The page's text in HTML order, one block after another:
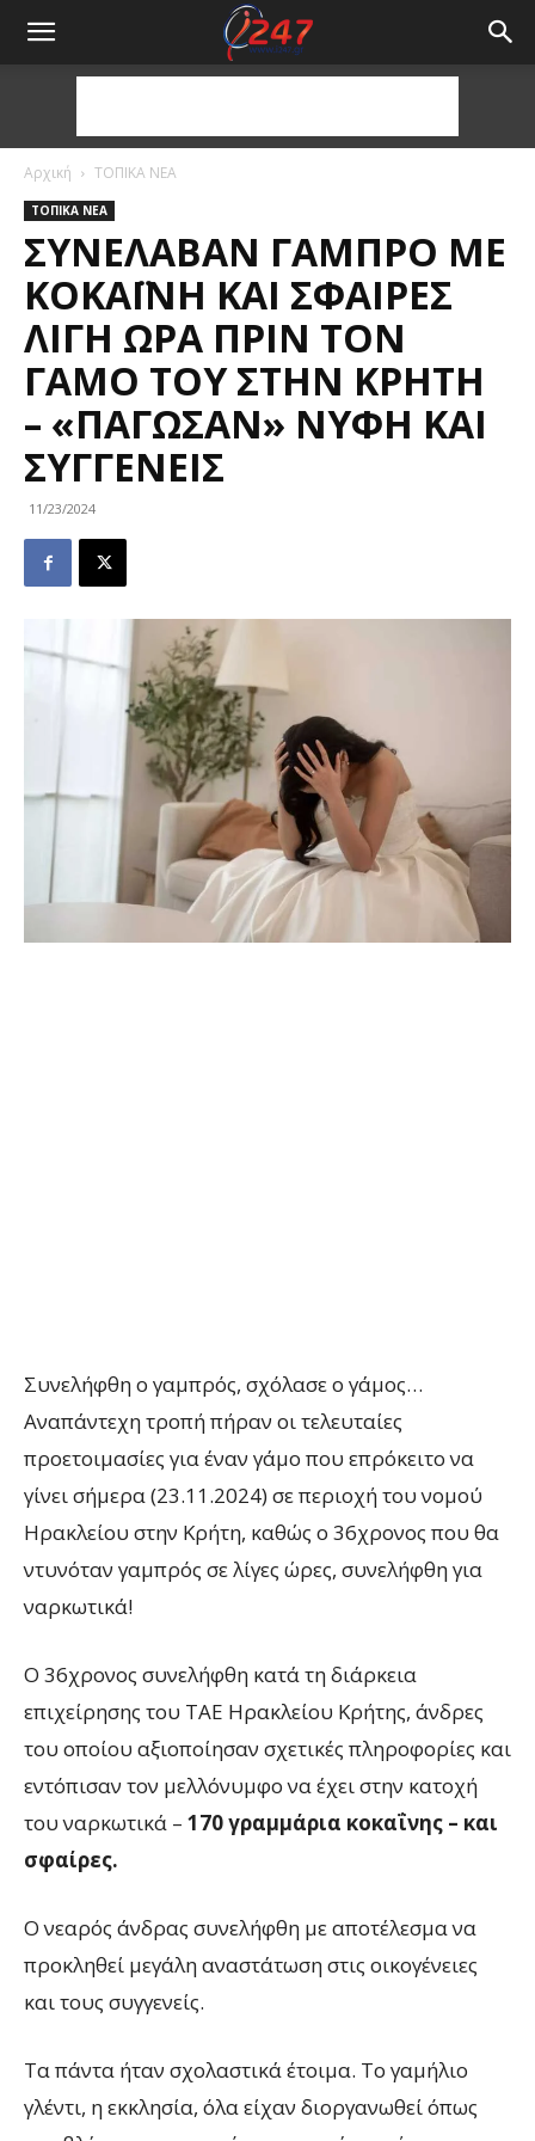
Αρχική ΤΟΠΙΚΑ ΝΕΑ
ΤΟΠΙΚΑ ΝΕΑ
ΣΥΝΈΛΑΒΑΝ ΓΑΜΠΡΌ ΜΕ
ΚΟΚΑΪ́ΝΗ ΚΑΙ ΣΦΑΊΡΕΣ
ΛΊΓΗ ΏΡΑ ΠΡΙΝ ΤΟΝ
ΓΆΜΟ ΤΟΥ ΣΤΗΝ ΚΡΉΤΗ
– «ΠΆΓΩΣΑΝ» ΝΎΦΗ ΚΑΙ
ΣΥΓΓΕΝΕΊΣ
11/23/2024
Συνελήφθη ο γαμπρός, σχόλασε ο γάμος…
Αναπάντεχη τροπή πήραν οι τελευταίες
προετοιμασίες για έναν γάμο που επρόκειτο να
γίνει σήμερα (23.11.2024) σε περιοχή του νομού
Ηρακλείου στην Κρήτη, καθώς ο 36χρονος που θα
ντυνόταν γαμπρός σε λίγες ώρες, συνελήφθη για
ναρκωτικά!
Ο 36χρονος συνελήφθη κατά τη διάρκεια
επιχείρησης του ΤΑΕ Ηρακλείου Κρήτης, άνδρες
του οποίου αξιοποίησαν σχετικές πληροφορίες και
εντόπισαν τον μελλόνυμφο να έχει στην κατοχή
του ναρκωτικά – 170 γραμμάρια κοκαΐνης – και
σφαίρες.
Ο νεαρός άνδρας συνελήφθη με αποτέλεσμα να
προκληθεί μεγάλη αναστάτωση στις οικογένειες
και τους συγγενείς.
Τα πάντα ήταν σχολαστικά έτοιμα. Το γαμήλιο
γλέντι, η εκκλησία, όλα είχαν διοργανωθεί όπως